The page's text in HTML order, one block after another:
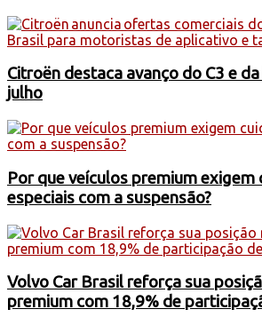
Citroën destaca avanço do C3 e
julho
Por que veículos premium exigem
especiais com a suspensão?
Volvo Car Brasil reforça sua
premium com 18,9% de